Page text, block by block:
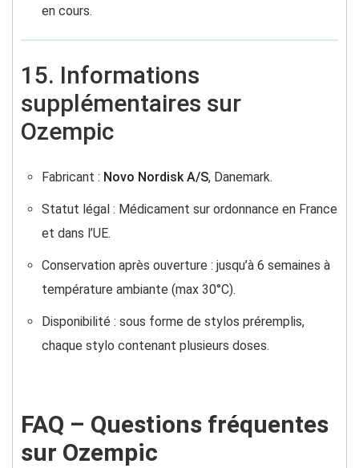
en cours.
15. Informations
supplémentaires sur
Ozempic
Fabricant : Novo Nordisk A/S, Danemark.
Statut légal : Médicament sur ordonnance en France
et dans l’UE.
Conservation après ouverture : jusqu’à 6 semaines à
température ambiante (max 30°C).
Disponibilité : sous forme de stylos préremplis,
chaque stylo contenant plusieurs doses.
FAQ – Questions fréquentes
sur Ozempic